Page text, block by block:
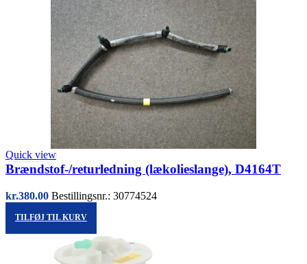
Quick view
Brændstof-/returledning (lækolieslange), D4164T
kr.380.00 Bestillingsnr.: 30774524
TILFØJ TIL KURV